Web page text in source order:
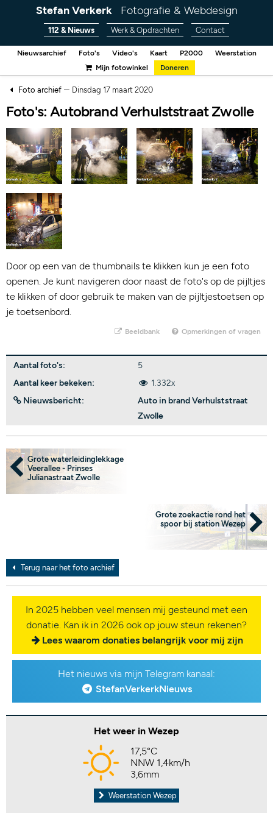
Stefan Verkerk Fotografie & Webdesign
112 & Nieuws Werk & Opdrachten Contact
Nieuwsarchief Foto's Video's Kaart P2000
Weerstation
Mijn fotowinkel
Doneren
Foto archief– Dinsdag 17 maart 2020
Foto's: Autobrand Verhulststraat Zwolle
Door op een van de thumbnails te klikken kun je een foto
openen. Je kunt navigeren door naast de foto's op de pijltjes
te klikken of door gebruik te maken van de pijltjestoetsen op
je toetsenbord.
Beeldbank Opmerkingen of vragen
Aantal foto's:
5
Aantal keer bekeken:
1.332x
Nieuwsbericht:
Auto in brand Verhulststraat
Zwolle
Grote waterleidinglekkage
Veerallee - Prinses
Julianastraat Zwolle
Grote zoekactie rond het
spoor bij station Wezep
Terug naar het foto archief
In 2025 hebben veel mensen mij gesteund met een
donatie. Kan ik in 2026 ook op jouw steun rekenen?
Lees waarom donaties belangrijk voor mij zijn
Het nieuws via mijn Telegram kanaal:
StefanVerkerkNieuws
Het weer in Wezep
17,5°C
NNW 1,4km/h
3,6mm
Weerstation Wezep